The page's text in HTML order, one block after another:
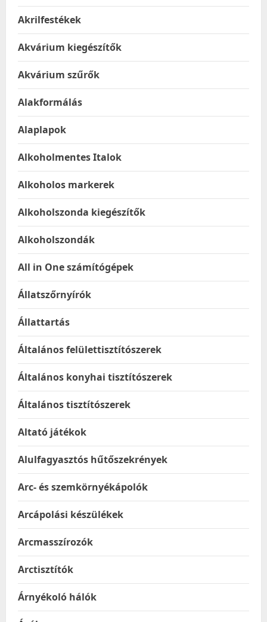
Akrilfestékek
Akvárium kiegészítők
Akvárium szűrők
Alakformálás
Alaplapok
Alkoholmentes Italok
Alkoholos markerek
Alkoholszonda kiegészítők
Alkoholszondák
All in One számítógépek
Állatszőrnyírók
Állattartás
Általános felülettisztítószerek
Általános konyhai tisztítószerek
Általános tisztítószerek
Altató játékok
Alulfagyasztós hűtőszekrények
Arc- és szemkörnyékápolók
Arcápolási készülékek
Arcmasszírozók
Arctisztítók
Árnyékoló hálók